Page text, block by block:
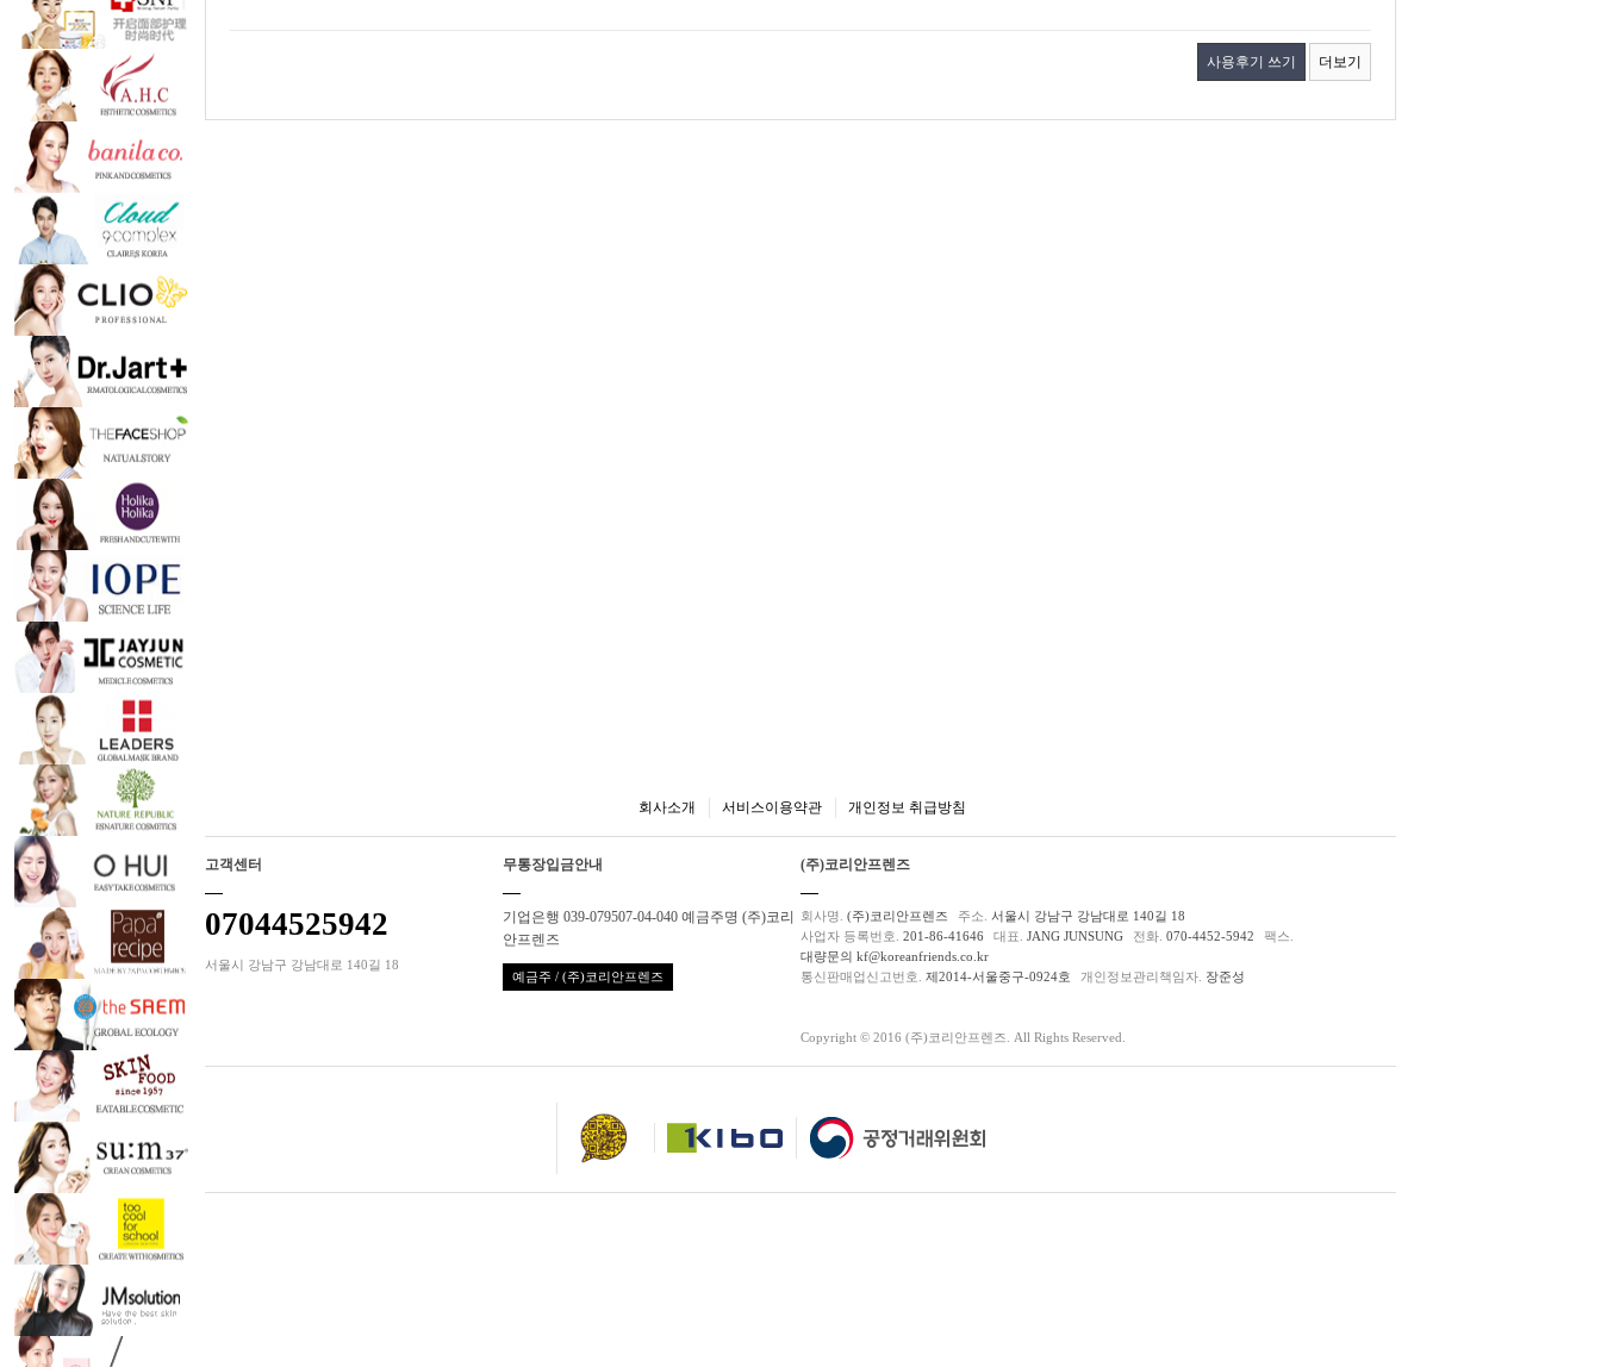
사용후기 쓰기 더보기
회사소개 서비스이용약관 개인정보 취급방침
고객센터
07044525942
서울시 강남구 강남대로 140길 18
무통장입금안내
기업은행 039-079507-04-040 예금주명 (주)코리
안프렌즈
예금주 / (주)코리안프렌즈
(주)코리안프렌즈
회사명. (주)코리안프렌즈 주소. 서울시 강남구 강남대로 140길 18
사업자 등록번호. 201-86-41646 대표. JANG JUNSUNG 전화. 070-4452-5942
팩스.
대량문의 kf@koreanfriends.co.kr
통신판매업신고번호. 제2014-서울중구-0924호 개인정보관리책임자. 장준성
Copyright © 2016 (주)코리안프렌즈. All Rights Reserved.